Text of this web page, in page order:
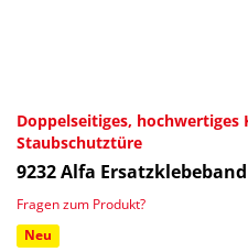
Doppelseitiges, hochwertiges
Staubschutztüre
9232Alfa
Fragen zum Produkt?
Neu